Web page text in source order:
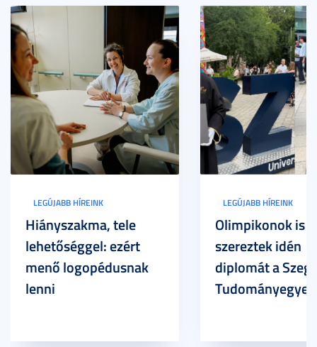
LEGÚJABB HÍREINK
Hiányszakma, tele
lehetőséggel: ezért
menő logopédusnak
lenni
LEGÚJABB HÍREINK
Olimpikonok is
szereztek idén
diplomát a